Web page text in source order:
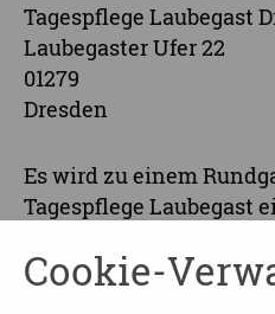
Tagespflege Laubegast
Laubegaster Ufer 22
01279
Dresden
Es wird zu einem
Tagespflege Laubegast
die Gelegenheit, aus
Materialien kleine
Cookie-